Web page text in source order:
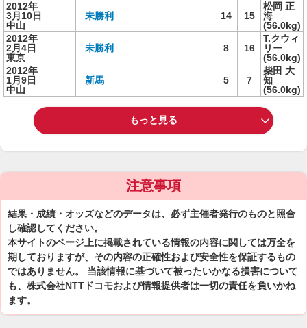
2012年
3月10日
中山
未勝利 14 15
松岡 正
海
(56.0kg)
2012年
2月4日
東京
未勝利 8 16
T.クウィ
リー
(56.0kg)
2012年
1月9日
中山
新馬 5 7
柴田 大
知
(56.0kg)
もっと見る
注意事項
結果・成績・オッズなどのデータは、必ず主催者発行のものと照合
し確認してください。
本サイトのページ上に掲載されている情報の内容に関しては万全を
期しておりますが、その内容の正確性および安全性を保証するもの
ではありません。 当該情報に基づいて被ったいかなる損害について
も、株式会社NTTドコモおよび情報提供者は一切の責任を負いかね
ます。